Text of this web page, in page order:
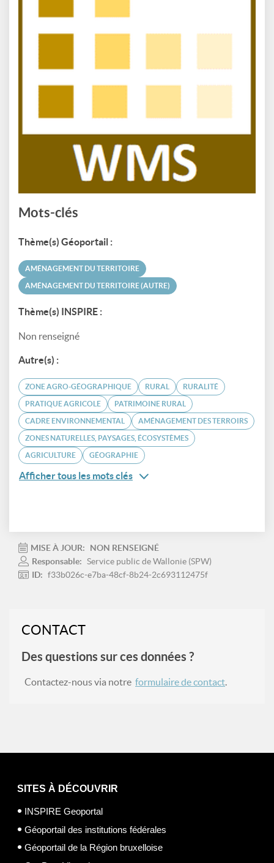
Mots-clés
Thème(s) Géoportail :
AMÉNAGEMENT DU TERRITOIRE
AMÉNAGEMENT DU TERRITOIRE (AUTRE)
Thème(s) INSPIRE :
Non renseigné
Autre(s) :
ZONE AGRO-GÉOGRAPHIQUE RURAL RURALITÉ
PRATIQUE AGRICOLE PATRIMOINE RURAL
CADRE ENVIRONNEMENTAL AMÉNAGEMENT DES TERROIRS
ZONES NATURELLES, PAYSAGES, ÉCOSYSTÈMES
AGRICULTURE GÉOGRAPHIE
Afficher tous les mots clés
MISE À JOUR:
NON RENSEIGNÉ
Responsable: Service public de Wallonie (SPW)
ID: f33b026c-e7ba-48cf-8b24-2c693112475f
CONTACT
Des questions sur ces données ?
Contactez-nous via notre formulaire de contact.
SITES À DÉCOUVRIR
INSPIRE Geoportal
Géoportail des institutions fédérales
Géoportail de la Région bruxelloise